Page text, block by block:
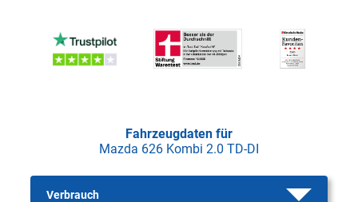
Fahrzeugdaten für
Mazda 626 Kombi 2.0 TD-DI
Verbrauch